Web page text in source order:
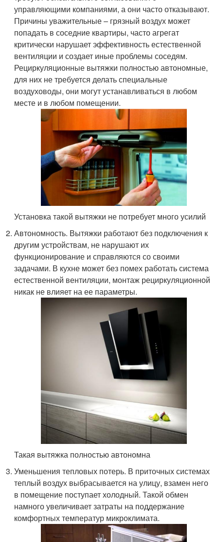
управляющими компаниями, а они часто отказывают.
Причины уважительные – грязный воздух может
попадать в соседние квартиры, часто агрегат
критически нарушает эффективность естественной
вентиляции и создает иные проблемы соседям.
Рециркуляционные вытяжки полностью автономные,
для них не требуется делать специальные
воздуховоды, они могут устанавливаться в любом
месте и в любом помещении.
Установка такой вытяжки не потребует много усилий
Автономность. Вытяжки работают без подключения к
другим устройствам, не нарушают их
функционирование и справляются со своими
задачами. В кухне может без помех работать система
естественной вентиляции, монтаж рециркуляционной
никак не влияет на ее параметры.
Такая вытяжка полностью автономна
Уменьшения тепловых потерь. В приточных системах
теплый воздух выбрасывается на улицу, взамен него
в помещение поступает холодный. Такой обмен
намного увеличивает затраты на поддержание
комфортных температур микроклимата.